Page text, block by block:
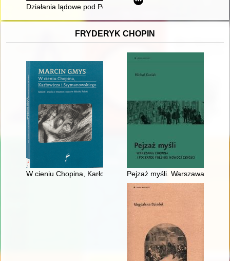
Działania lądowe pod Portem Artura pod koniec lipca 1904
FRYDERYK CHOPIN
W cieniu Chopina, Karłowicza i Szymanowskiego : szkice i
Pejzaż myśli. Warszawa